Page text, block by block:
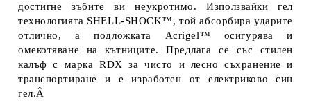
достигне зъбите ви неукротимо. Използвайки гел
технологията SHELL-SHOCK™, той абсорбира ударите
отлично, а подложката Acrigel™ осигурява и
омекотяване на кътниците. Предлага се със стилен
калъф с марка RDX за чисто и лесно съхранение и
транспортиране и е изработен от електриково син
гел.Â